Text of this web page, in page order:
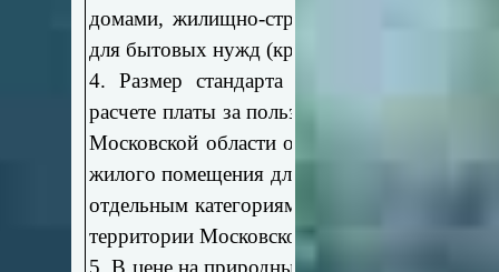
домами, жилищно-строительным
для бытовых нужд (кроме газа для
4. Размер стандарта нормативной
расчете платы за пользование природным
Московской области от 22.10.2009 №120/
жилого помещения для предоставления
отдельным категориям граждан по оплате
территории Московской области".
5. В цене на природный газ учтены